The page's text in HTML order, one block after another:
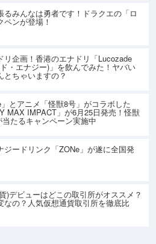
るみんなは勇者です！ドラクエの「ロ
ペンが登場！
リ企画！香港のエナドリ「Lucozade
・エナジー)」を飲んでみた！ヤバい
とちゃいますの？
とアニメ「怪獣8号」がコラボした
MAX IMPACT」が6月25日発売！怪獣
たるキャンペーン実施中
ジードリンク「ZONe」が遂に全国発
)デビューはどこの取引所がオススメ？
なの？人気仮想通貨取引所を徹底比